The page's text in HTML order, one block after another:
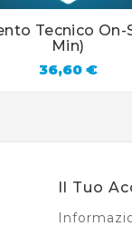
 
Tecnico On-
Min)
36,60 €
Il Tuo